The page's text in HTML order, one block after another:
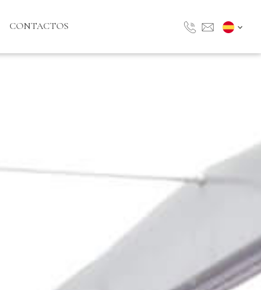
CONTACTOS